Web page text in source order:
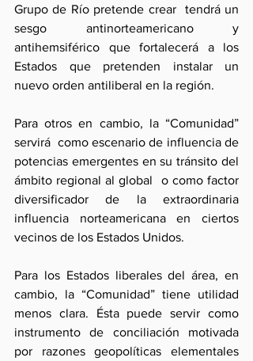
Grupo de Río pretende crear  tendrá un
sesgo antinorteamericano y
antihemsiférico que fortalecerá a los
Estados que pretenden instalar un
nuevo orden antiliberal en la región.
Para otros en cambio, la “Comunidad”
servirá  como escenario de influencia de
potencias emergentes en su tránsito del
ámbito regional al global  o como factor
diversificador de la extraordinaria
influencia norteamericana en ciertos
vecinos de los Estados Unidos.
Para los Estados liberales del área, en
cambio, la “Comunidad” tiene utilidad
menos clara. Ésta puede servir como
instrumento de conciliación motivada
por razones geopolíticas elementales